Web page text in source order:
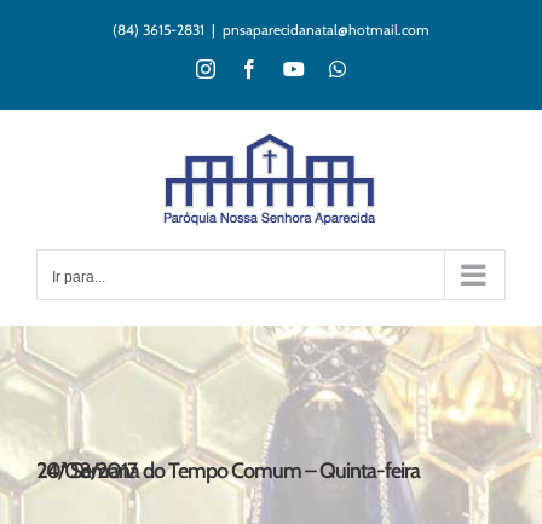
(84) 3615-2831 | pnsaparecidanatal@hotmail.com
InstagramFacebookYouTubeWhatsApp
Ir para...
20ª Semana do Tempo Comum – Quinta-feira 24/08/2017